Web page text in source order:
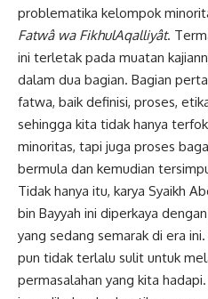
problematika kelompok
Fatwâ wa FikhulAqalliyât.
ini terletak pada muatan
dalam dua bagian. Bagian
fatwa, baik definisi, proses,
sehingga kita tidak hanya
minoritas, tapi juga proses
bermula dan kemudian
Tidak hanya itu, karya Syaikh
bin Bayyah ini diperkaya
yang sedang semarak di era
pun tidak terlalu sulit untuk
permasalahan yang kita